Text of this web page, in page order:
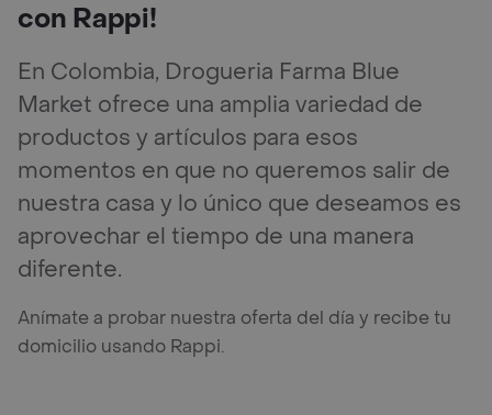
con Rappi!
En Colombia, Drogueria Farma Blue
Market ofrece una amplia variedad de
productos y artículos para esos
momentos en que no queremos salir de
nuestra casa y lo único que deseamos es
aprovechar el tiempo de una manera
diferente.
Anímate a probar nuestra oferta del día y recibe tu
domicilio usando Rappi.